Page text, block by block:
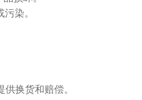
染。
换货和赔偿。